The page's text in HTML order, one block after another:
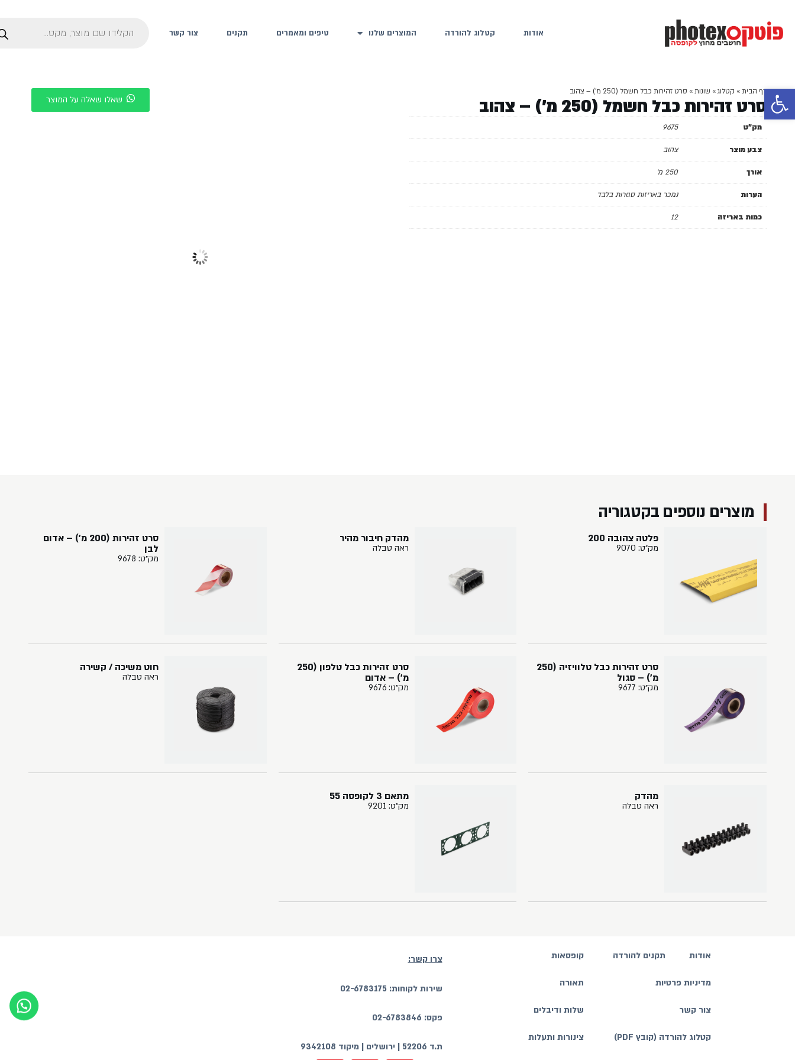
פתח סרגל נגישות
אודות קטלוג להורדה המוצרים שלנו טיפים ומאמרים תקנים צור קשר
דף הבית» קטלוג» שונות» סרט זהירות כבל חשמל (250 מ') – צהוב
סרט זהירות כבל חשמל (250 מ') – צהוב
מק"ט 9675
צבע מוצר צהוב
אורך 250 מ'
הערות נמכר באריזות סגורות בלבד
כמות באריזה 12
שאלו שאלה על המוצר
מוצרים נוספים בקטגוריה
פלטה צהובה 200
מק״ט: 9070
מהדק חיבור מהיר
ראה טבלה
סרט זהירות (200 מ') – אדום
לבן
מק״ט: 9678
סרט זהירות כבל טלוויזיה (250
מ') – סגול
מק״ט: 9677
סרט זהירות כבל טלפון (250
מ') – אדום
מק״ט: 9676
חוט משיכה / קשירה
ראה טבלה
מהדק
ראה טבלה
מתאם 3 לקופסה 55
מק״ט: 9201
צרו קשר:
שירות לקוחות: 02-6783175
פקס: 02-6783846
ת.ד 52206 | ירושלים | מיקוד 9342108
אודות תקנים להורדה
מדיניות פרטיות
צור קשר
קטלוג להורדה (קובץ PDF)
קופסאות
תאורה
שלות ודיבלים
צינורות ותעלות